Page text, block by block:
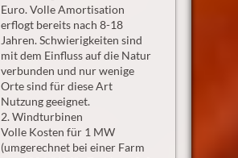
Euro. Volle Amortisation
erflogt bereits nach 8-18
Jahren. Schwierigkeiten sind
mit dem Einfluss auf die Natur
verbunden und nur wenige
Orte sind für diese Art
Nutzung geeignet.
2. Windturbinen
Volle Kosten für 1 MW
(umgerechnet bei einer Farm